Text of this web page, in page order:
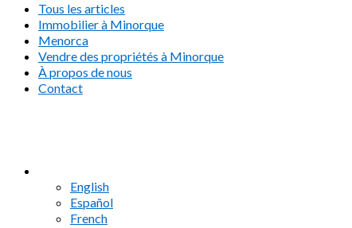
Tous les articles
Immobilier à Minorque
Menorca
Vendre des propriétés à Minorque
À propos de nous
Contact
English
Español
French